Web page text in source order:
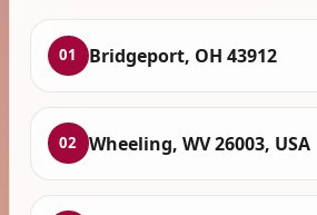
01 Bridgeport, OH 43912
02 Wheeling, WV 26003, USA